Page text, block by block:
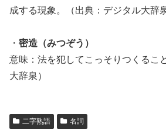
成する現象。（出典：デジタル大辞泉
・ 密造（みつぞう）
意味：法を犯してこっそりつくるこ
大辞泉）
二字熟語 名詞